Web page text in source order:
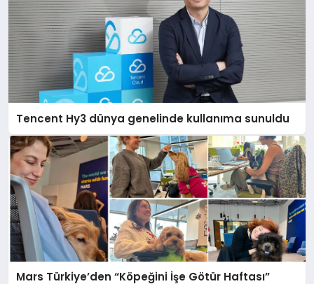
Tencent Hy3 dünya genelinde kullanıma sunuldu
Mars Türkiye’den “Köpeğini İşe Götür Haftası”